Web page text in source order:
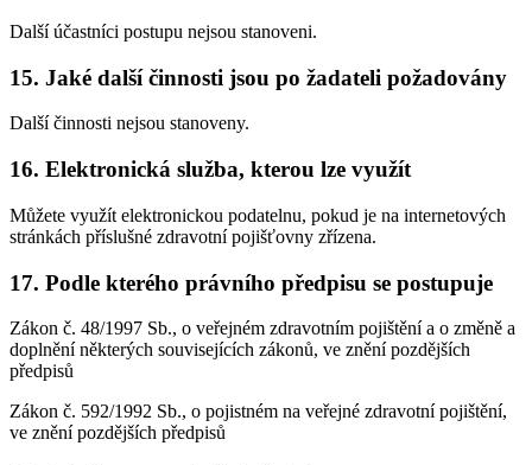
Další účastníci postupu nejsou stanoveni.
15. Jaké další činnosti jsou po žadateli požadovány
Další činnosti nejsou stanoveny.
16. Elektronická služba, kterou lze využít
Můžete využít elektronickou podatelnu, pokud je na internetových
stránkách příslušné zdravotní pojišťovny zřízena.
17. Podle kterého právního předpisu se postupuje
Zákon č. 48/1997 Sb., o veřejném zdravotním pojištění a o změně a
doplnění některých souvisejících zákonů, ve znění pozdějších
předpisů
Zákon č. 592/1992 Sb., o pojistném na veřejné zdravotní pojištění,
ve znění pozdějších předpisů